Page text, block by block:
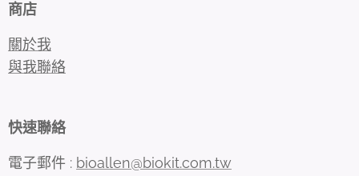
商店
關於我
與我聯絡
快速聯絡
電子郵件 : bioallen@biokit.com.tw